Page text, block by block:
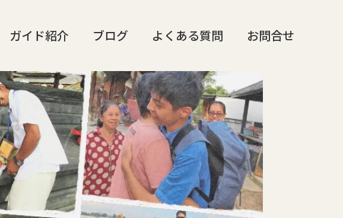
ガイド紹介 ブログ よくある質問 お問合せ